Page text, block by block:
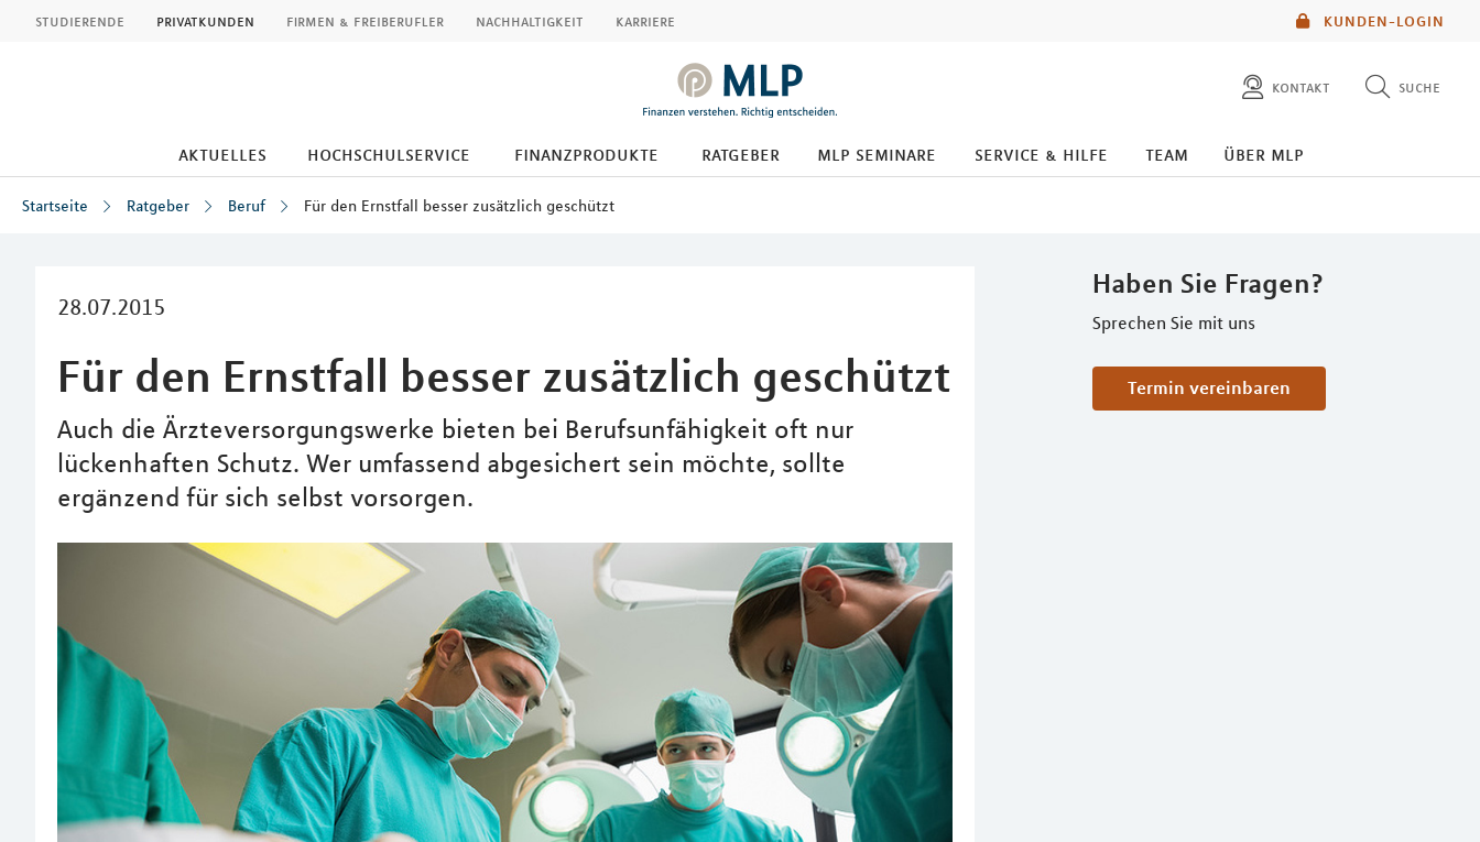
KUNDEN-LOGIN
studierende privatkunden firmen & freiberufler nachhaltigkeit karriere
kontakt suche
diese website durchsuchen
aktuelles hochschulservice finanzprodukte ratgeber mlp seminare service & hilfe team über mlp
Startseite Ratgeber Beruf Für den Ernstfall besser zusätzlich geschützt
28.07.2015
Für den Ernstfall besser zusätzlich geschützt
Auch die Ärzteversorgungswerke bieten bei Berufsunfähigkeit oft nur
lückenhaften Schutz. Wer umfassend abgesichert sein möchte, sollte
ergänzend für sich selbst vorsorgen.
Haben Sie Fragen?
Sprechen Sie mit uns
Termin vereinbaren